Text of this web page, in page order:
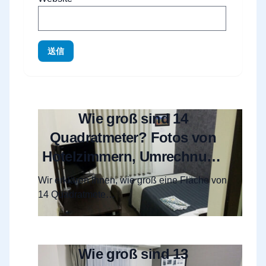
送信
Wie groß sind 14
Quadratmeter? Fotos von
Hotelzimmern, Umrechnung
in Tsubo/Tatami und
Grundriss-Infos
Wir erklären Ihnen, wie groß eine Fläche von
14 Quadratmete…
Wie groß sind 13